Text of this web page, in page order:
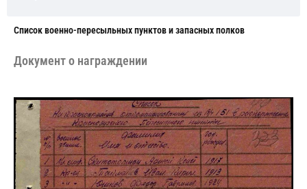
Cписок военно-пересыльных пунктов и запасных полков
Документ о награждении